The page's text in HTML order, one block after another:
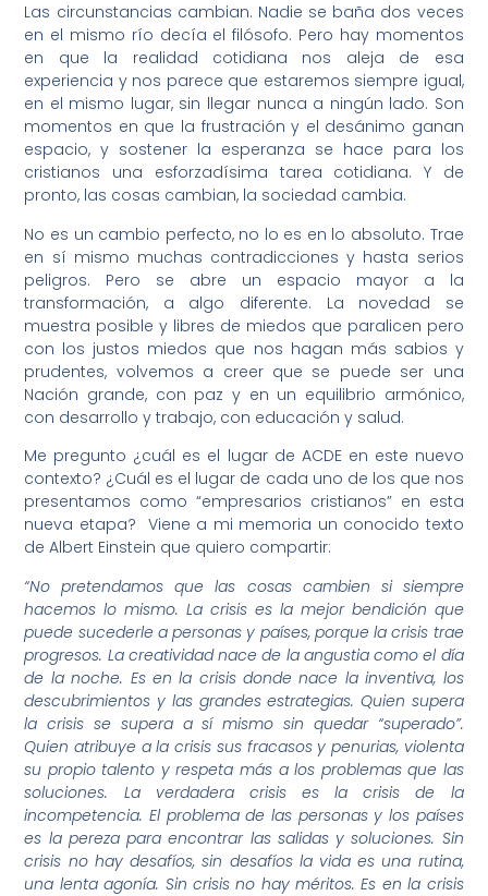
Las circunstancias cambian. Nadie se baña dos veces
en el mismo río decía el filósofo. Pero hay momentos
en que la realidad cotidiana nos aleja de esa
experiencia y nos parece que estaremos siempre igual,
en el mismo lugar, sin llegar nunca a ningún lado. Son
momentos en que la frustración y el desánimo ganan
espacio, y sostener la esperanza se hace para los
cristianos una esforzadísima tarea cotidiana. Y de
pronto, las cosas cambian, la sociedad cambia.
No es un cambio perfecto, no lo es en lo absoluto. Trae
en sí mismo muchas contradicciones y hasta serios
peligros. Pero se abre un espacio mayor a la
transformación, a algo diferente. La novedad se
muestra posible y libres de miedos que paralicen pero
con los justos miedos que nos hagan más sabios y
prudentes, volvemos a creer que se puede ser una
Nación grande, con paz y en un equilibrio armónico,
con desarrollo y trabajo, con educación y salud.
Me pregunto ¿cuál es el lugar de ACDE en este nuevo
contexto? ¿Cuál es el lugar de cada uno de los que nos
presentamos como “empresarios cristianos” en esta
nueva etapa? Viene a mi memoria un conocido texto
de Albert Einstein que quiero compartir:
“No pretendamos que las cosas cambien si siempre
hacemos lo mismo. La crisis es la mejor bendición que
puede sucederle a personas y países, porque la crisis trae
progresos. La creatividad nace de la angustia como el día
de la noche. Es en la crisis donde nace la inventiva, los
descubrimientos y las grandes estrategias. Quien supera
la crisis se supera a sí mismo sin quedar “superado”.
Quien atribuye a la crisis sus fracasos y penurias, violenta
su propio talento y respeta más a los problemas que las
soluciones. La verdadera crisis es la crisis de la
incompetencia. El problema de las personas y los países
es la pereza para encontrar las salidas y soluciones. Sin
crisis no hay desafíos, sin desafíos la vida es una rutina,
una lenta agonía. Sin crisis no hay méritos. Es en la crisis